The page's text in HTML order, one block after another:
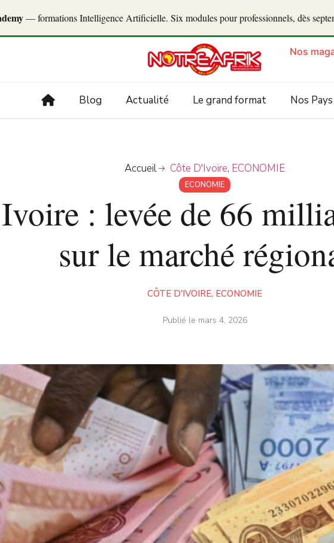
— formations Intelligence Artificielle. Six modules pour professionnels, dès
Nos
Blog Actualité Le grand format Nos Pays
Accueil Côte D'Ivoire, ECONOMIE
ECONOMIE
: levée de 66
sur le marché
CÔTE D'IVOIRE, ECONOMIE
Publié le mars 4, 2026